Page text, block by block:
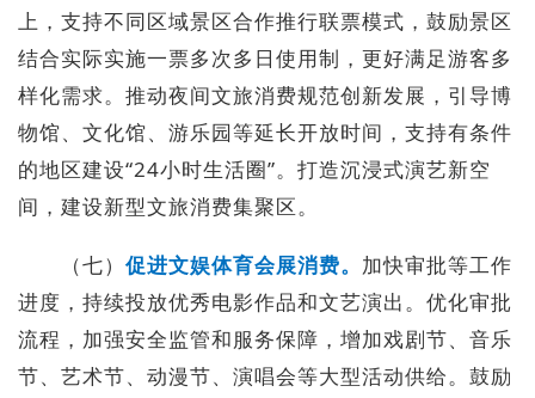
上，支持不同区域景区合作推行联票模式，鼓励景区
结合实际实施一票多次多日使用制，更好满足游客多
样化需求。推动夜间文旅消费规范创新发展，引导博
物馆、文化馆、游乐园等延长开放时间，支持有条件
的地区建设“24小时生活圈”。打造沉浸式演艺新空
间，建设新型文旅消费集聚区。
（七） 促进文娱体育会展消费。 加快审批等工作
进度，持续投放优秀电影作品和文艺演出。优化审批
流程，加强安全监管和服务保障，增加戏剧节、音乐
节、艺术节、动漫节、演唱会等大型活动供给。鼓励